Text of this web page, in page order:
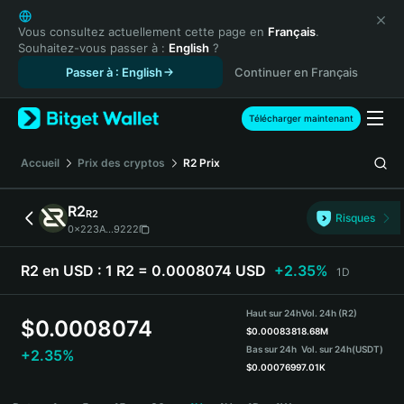
English
日本語
Tiếng Việt
Español (Latinoamérica)
Türkçe
Français
Deutsch
简体中文
繁體中文
Português (Portugal)
Bahasa Indonesia
ภาษาไทย
Español
Español (Argentina)
Vous consultez actuellement cette page en Français.
Souhaitez-vous passer à : English ?
Passer à : English
Continuer en Français
Télécharger maintenant
Accueil Prix des cryptos R2 Prix
R2R2
0x223A...9222
Risques
R2 en USD : 1 R2 = 0.0008074 USD +2.35% 1D
$0.0008074
+2.35%
Haut sur 24h
$0.0008381
Bas sur 24h
$0.0007699
Vol. 24h (R2)
8.68M
Vol. sur 24h(USDT)
7.01K